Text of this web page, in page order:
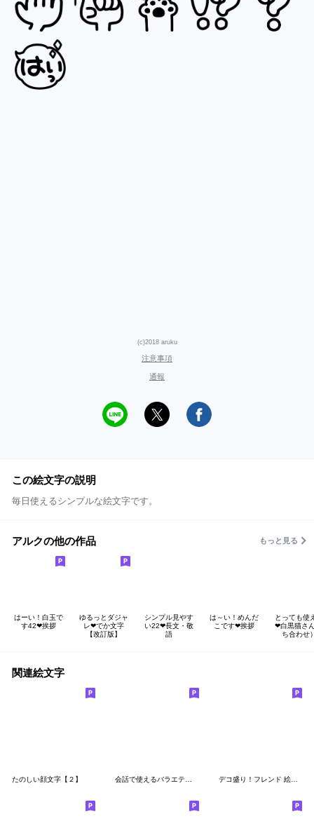
(c)2018 aruku
注意事項
通報
この絵文字の説明
毎日使えるシンプルな絵文字です。
アルクの他の作品 もっと見る
はーい！白玉で
す42❤挨拶
ゆるっとダジャ
レ❤でか文字
【改訂版】
シンプル見やす
い22❤長文・敬
語
は～い！めんだ
こです❤挨拶
とっても使
❤白黒猫さ
ち合わせ
関連絵文字
たのしい顔文字【２】 デコ盛り！フレンド 絵文字